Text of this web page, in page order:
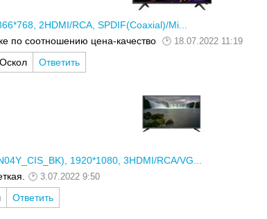
2HDMI/RCA, SPDIF(Coaxial)/Mi...
по соотношению цена-качество
18.07.2022 11:19
Ответить
1920*1080, 3HDMI/RCA/VG...
3.07.2022 9:50
Ответить